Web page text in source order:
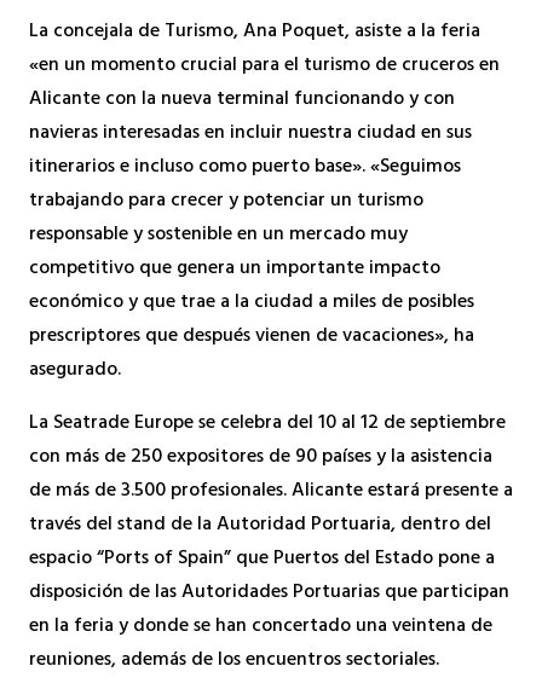
La concejala de Turismo, Ana Poquet, asiste a la feria
«en un momento crucial para el turismo de cruceros en
Alicante con la nueva terminal funcionando y con
navieras interesadas en incluir nuestra ciudad en sus
itinerarios e incluso como puerto base». «Seguimos
trabajando para crecer y potenciar un turismo
responsable y sostenible en un mercado muy
competitivo que genera un importante impacto
económico y que trae a la ciudad a miles de posibles
prescriptores que después vienen de vacaciones», ha
asegurado.
La Seatrade Europe se celebra del 10 al 12 de septiembre
con más de 250 expositores de 90 países y la asistencia
de más de 3.500 profesionales. Alicante estará presente a
través del stand de la Autoridad Portuaria, dentro del
espacio “Ports of Spain” que Puertos del Estado pone a
disposición de las Autoridades Portuarias que participan
en la feria y donde se han concertado una veintena de
reuniones, además de los encuentros sectoriales.